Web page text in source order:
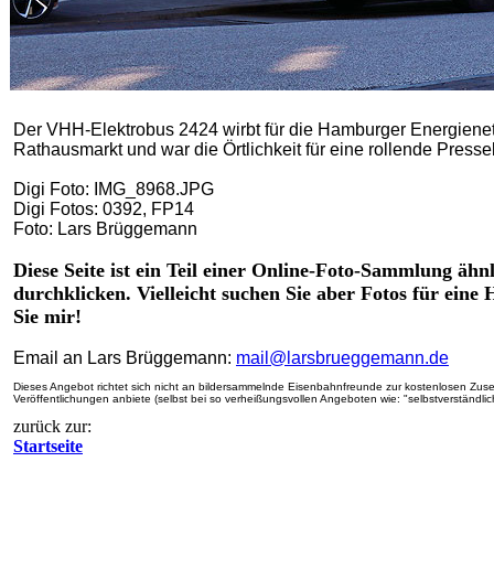
Der VHH-Elektrobus 2424 wirbt für die Hamburger
Rathausmarkt und war die Örtlichkeit für eine rollende
Digi Foto: IMG_8968.JPG
Digi Fotos: 0392, FP14
Foto: Lars Brüggemann
Diese Seite ist ein Teil einer Online-Foto-Sammlung
durchklicken. Vielleicht suchen Sie aber Fotos für
Sie mir!
Email an Lars Brüggemann: mail@larsbrueggemann.de
Dieses Angebot richtet sich nicht an bildersammelnde Eisenbahnfreunde zur kostenlosen
Veröffentlichungen anbiete (selbst bei so verheißungsvollen Angeboten wie:
zurück zur:
Startseite